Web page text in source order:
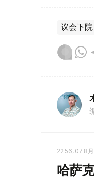
议会下院
22:56, 07 8
哈萨